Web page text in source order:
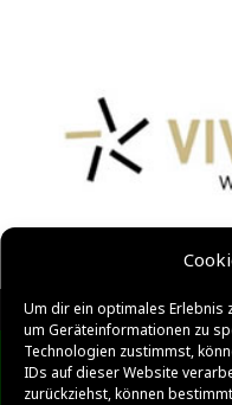
Um dir ein optimales Erlebnis
um Geräteinformationen zu
Technologien zustimmst,
IDs auf dieser Website
zurückziehst, können